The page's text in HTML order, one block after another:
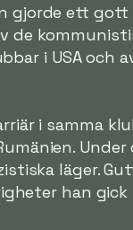
gjorde ett
de
i USA och
i samma
läger.
han gick